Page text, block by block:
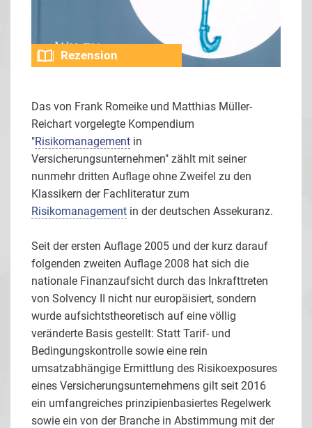
Rezension
Das von Frank Romeike und Matthias Müller-
Reichart vorgelegte Kompendium
"Risikomanagement in
Versicherungsunternehmen" zählt mit seiner
nunmehr dritten Auflage ohne Zweifel zu den
Klassikern der Fachliteratur zum
Risikomanagement in der deutschen Assekuranz.
Seit der ersten Auflage 2005 und der kurz darauf
folgenden zweiten Auflage 2008 hat sich die
nationale Finanzaufsicht durch das Inkrafttreten
von Solvency II nicht nur europäisiert, sondern
wurde aufsichtstheoretisch auf eine völlig
veränderte Basis gestellt: Statt Tarif- und
Bedingungskontrolle sowie eine rein
umsatzabhängige Ermittlung des Risikoexposures
eines Versicherungsunternehmens gilt seit 2016
ein umfangreiches prinzipienbasiertes Regelwerk
sowie ein von der Branche in Abstimmung mit der